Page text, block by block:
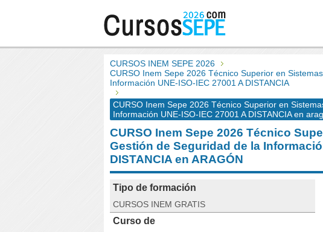
CURSOS INEM SEPE 2026
CURSO Inem Sepe 2026 Técnico Superior en
Información UNE-ISO-IEC 27001 A DISTANCIA
CURSO Inem Sepe 2026 Técnico Superior en
Información UNE-ISO-IEC 27001 A DISTANCIA en
CURSO Inem Sepe 2026 Técnico
Gestión de Seguridad de la
DISTANCIA en ARAGÓN
Tipo de formación
CURSOS INEM GRATIS
Curso de